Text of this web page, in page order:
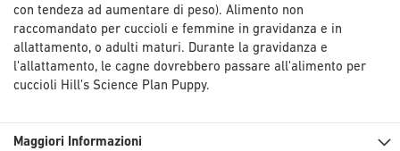
con tendeza ad aumentare di peso). Alimento non
raccomandato per cuccioli e femmine in gravidanza e in
allattamento, o adulti maturi. Durante la gravidanza e
l'allattamento, le cagne dovrebbero passare all'alimento per
cuccioli Hill's Science Plan Puppy.
Maggiori Informazioni